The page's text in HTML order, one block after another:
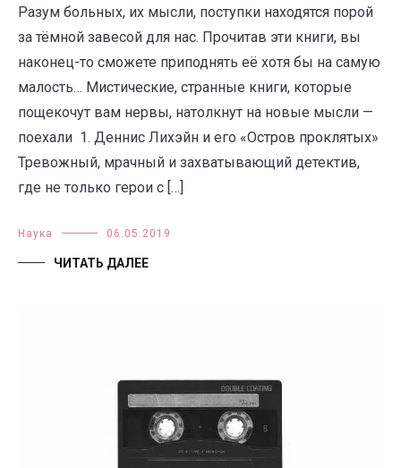
Разум больных, их мысли, поступки находятся порой
за тёмной завесой для нас. Прочитав эти книги, вы
наконец-то сможете приподнять её хотя бы на самую
малость… Мистические, странные книги, которые
пощекочут вам нервы, натолкнут на новые мысли —
поехали 1. Деннис Лихэйн и его «Остров проклятых»
Тревожный, мрачный и захватывающий детектив,
где не только герои с […]
Наука 06.05.2019
ЧИТАТЬ ДАЛЕЕ